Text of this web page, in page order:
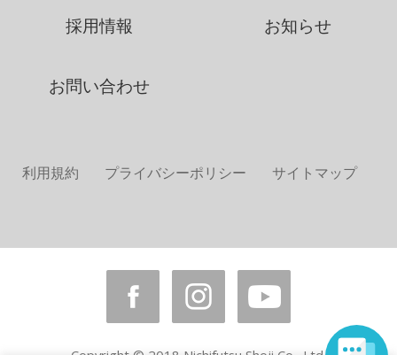
採用情報 お知らせ
お問い合わせ
利用規約 プライバシーポリシー サイトマップ